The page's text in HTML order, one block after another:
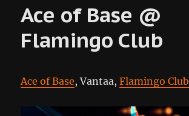
Ace of Base @
Flamingo Club
Ace of Base, Vantaa,Flamingo Club